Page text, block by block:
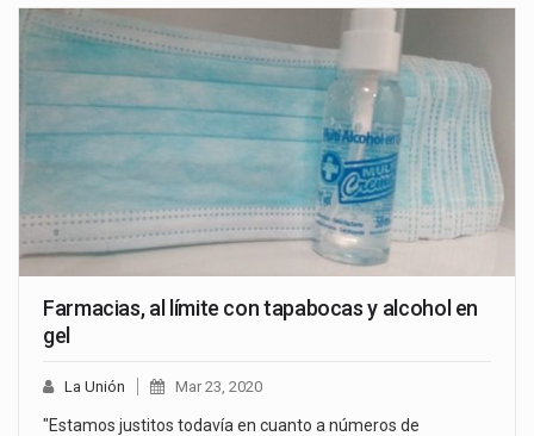
Farmacias, al límite con tapabocas y alcohol en
gel
La Unión Mar 23, 2020
"Estamos justitos todavía en cuanto a números de